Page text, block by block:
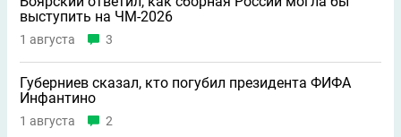
выступить на ЧМ-2026
1 августа 3
Губерниев сказал, кто погубил президента ФИФА
Инфантино
1 августа 2